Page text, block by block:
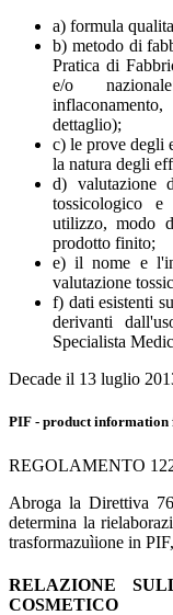
a) formula
b) metodo di
Pratica di
e/o
dettaglio);
c) le prove degli
la natura degli
d) valutazione
tossicologico
utilizzo, modo
prodotto finito;
e) il nome e
valutazione
f) dati esistenti
derivanti
Specialista
Decade il 13 luglio
PIF - product information
REGOLAMENTO
Abroga la Direttiva
determina la
trasformazuìione in
RELAZIONE
COSMETICO